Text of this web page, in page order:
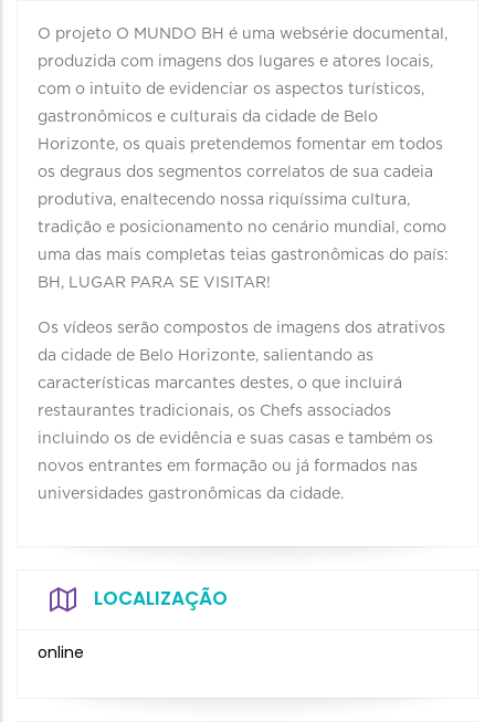
O projeto O MUNDO BH é uma websérie documental,
produzida com imagens dos lugares e atores locais,
com o intuito de evidenciar os aspectos turísticos,
gastronômicos e culturais da cidade de Belo
Horizonte, os quais pretendemos fomentar em todos
os degraus dos segmentos correlatos de sua cadeia
produtiva, enaltecendo nossa riquíssima cultura,
tradição e posicionamento no cenário mundial, como
uma das mais completas teias gastronômicas do país:
BH, LUGAR PARA SE VISITAR!
Os vídeos serão compostos de imagens dos atrativos
da cidade de Belo Horizonte, salientando as
características marcantes destes, o que incluirá
restaurantes tradicionais, os Chefs associados
incluindo os de evidência e suas casas e também os
novos entrantes em formação ou já formados nas
universidades gastronômicas da cidade.
LOCALIZAÇÃO
online